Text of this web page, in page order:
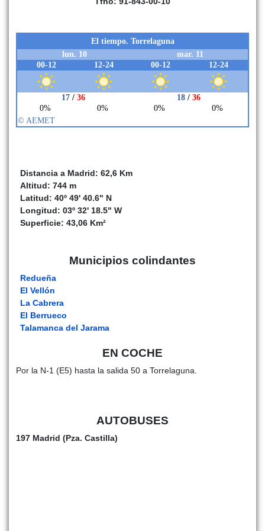
Distancia a Madrid: 62,6 Km
Altitud: 744 m
Latitud: 40º 49' 40.6" N
Longitud: 03º 32' 18.5" W
Superficie: 43,06 Km²
Municipios colindantes
Redueña
El Vellón
La Cabrera
El Berrueco
Talamanca del Jarama
EN COCHE
Por la N-1 (E5) hasta la salida 50 a Torrelaguna.
AUTOBUSES
197 Madrid (Pza. Castilla)